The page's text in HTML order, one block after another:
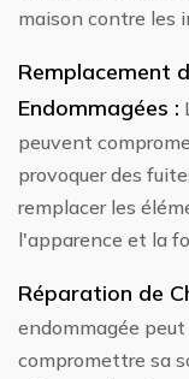
maison contre les
Remplacement
Endommagées :
peuvent
provoquer des
remplacer les
l'apparence et la
Réparation de
endommagée
compromettre sa